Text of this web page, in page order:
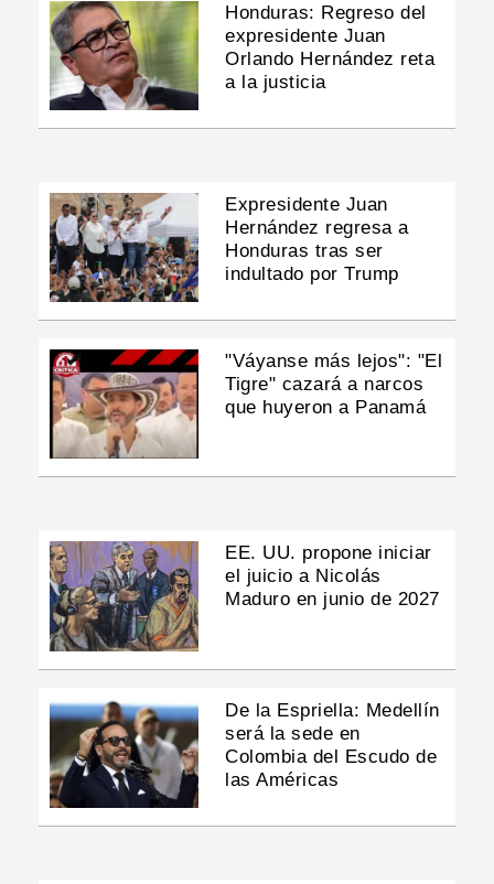
Honduras: Regreso del
expresidente Juan
Orlando Hernández reta
a la justicia
Expresidente Juan
Hernández regresa a
Honduras tras ser
indultado por Trump
"Váyanse más lejos": "El
Tigre" cazará a narcos
que huyeron a Panamá
EE. UU. propone iniciar
el juicio a Nicolás
Maduro en junio de 2027
De la Espriella: Medellín
será la sede en
Colombia del Escudo de
las Américas